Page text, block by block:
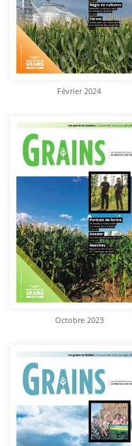
Février 2024
Octobre 2023